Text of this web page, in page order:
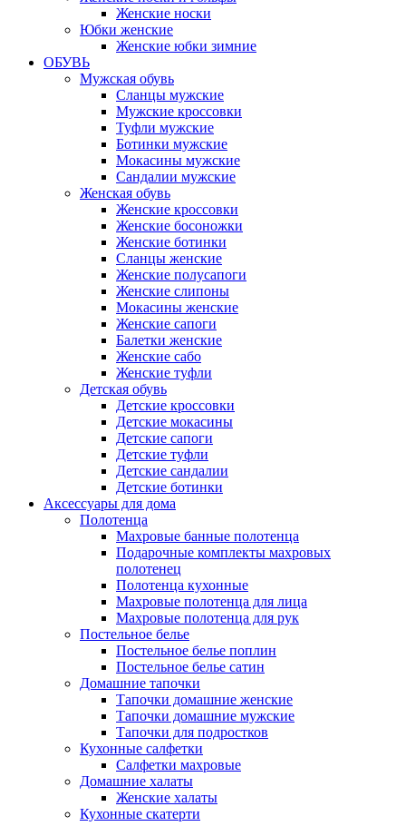
Женские носки
Юбки женские
Женские юбки зимние
ОБУВЬ
Мужская обувь
Сланцы мужские
Мужские кроссовки
Туфли мужские
Ботинки мужские
Мокасины мужские
Сандалии мужские
Женская обувь
Женские кроссовки
Женские босоножки
Женские ботинки
Сланцы женские
Женские полусапоги
Женские слипоны
Мокасины женские
Женские сапоги
Балетки женские
Женские сабо
Женские туфли
Детская обувь
Детские кроссовки
Детские мокасины
Детские сапоги
Детские туфли
Детские сандалии
Детские ботинки
Аксессуары для дома
Полотенца
Махровые банные полотенца
Подарочные комплекты махровых
полотенец
Полотенца кухонные
Махровые полотенца для лица
Махровые полотенца для рук
Постельное белье
Постельное белье поплин
Постельное белье сатин
Домашние тапочки
Тапочки домашние женские
Тапочки домашние мужские
Тапочки для подростков
Кухонные салфетки
Салфетки махровые
Домашние халаты
Женские халаты
Кухонные скатерти